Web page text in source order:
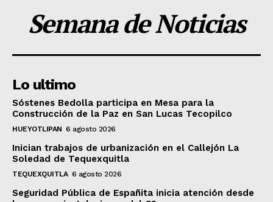
Semana de Noticias
Lo ultimo
Sóstenes Bedolla participa en Mesa para la
Construcción de la Paz en San Lucas Tecopilco
HUEYOTLIPAN 6 agosto 2026
Inician trabajos de urbanización en el Callejón La
Soledad de Tequexquitla
TEQUEXQUITLA 6 agosto 2026
Seguridad Pública de Españita inicia atención desde